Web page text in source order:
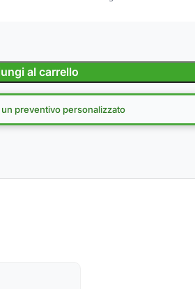
al carrello
preventivo personalizzato